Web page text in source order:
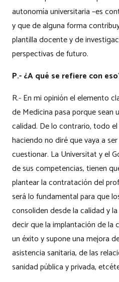
autonomía universitaria –es
y que de alguna forma
plantilla docente y de
perspectivas de futuro.
P.- ¿A qué se refiere con
R.- En mi opinión el elemento
de Medicina pasa porque sean
calidad. De lo contrario, todo
haciendo no diré que vaya a
cuestionar. La Universitat y el
de sus competencias, tienen
plantear la contratación del
será lo fundamental para que
consoliden desde la calidad y
decir que la implantación de la
un éxito y supone una mejora
asistencia sanitaria, de las
sanidad pública y privada,